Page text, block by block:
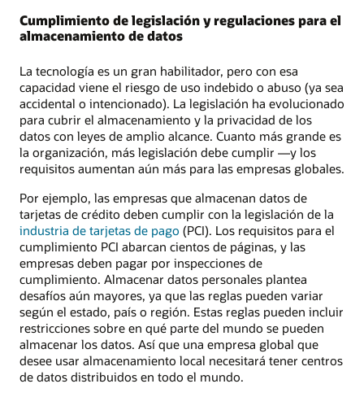
Cumplimiento de legislación y regulaciones para el
almacenamiento de datos
La tecnología es un gran habilitador, pero con esa
capacidad viene el riesgo de uso indebido o abuso (ya sea
accidental o intencionado). La legislación ha evolucionado
para cubrir el almacenamiento y la privacidad de los
datos con leyes de amplio alcance. Cuanto más grande es
la organización, más legislación debe cumplir —y los
requisitos aumentan aún más para las empresas globales.
Por ejemplo, las empresas que almacenan datos de
tarjetas de crédito deben cumplir con la legislación de la
industria de tarjetas de pago (PCI). Los requisitos para el
cumplimiento PCI abarcan cientos de páginas, y las
empresas deben pagar por inspecciones de
cumplimiento. Almacenar datos personales plantea
desafíos aún mayores, ya que las reglas pueden variar
según el estado, país o región. Estas reglas pueden incluir
restricciones sobre en qué parte del mundo se pueden
almacenar los datos. Así que una empresa global que
desee usar almacenamiento local necesitará tener centros
de datos distribuidos en todo el mundo.